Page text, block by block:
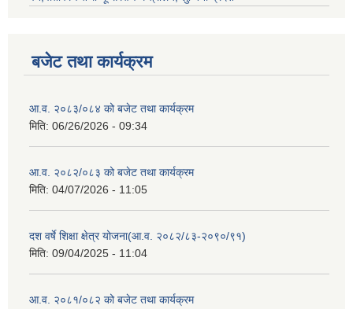
बजेट तथा कार्यक्रम
आ.व. २०८३/०८४ को बजेट तथा कार्यक्रम
मिति: 06/26/2026 - 09:34
आ.व. २०८२/०८३ को बजेट तथा कार्यक्रम
मिति: 04/07/2026 - 11:05
दश वर्षे शिक्षा क्षेत्र योजना(आ.व. २०८२/८३-२०९०/९१)
मिति: 09/04/2025 - 11:04
आ.व. २०८१/०८२ को बजेट तथा कार्यक्रम